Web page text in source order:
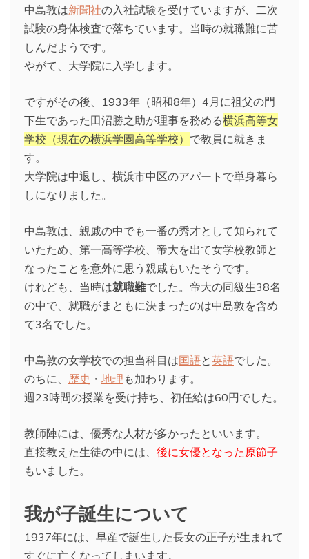
中島敦は新聞社の入社試験を受けていますが、二次
試験の身体検査で落ちています。当時の就職難に苦
しんだようです。
やがて、大学院に入学します。
ですがその後、1933年（昭和8年）4月に祖父の門
下生であった田沼勝之助が理事を務める横浜高等女
学校（現在の横浜学園高等学校） で教員に就きま
す。
大学院は中退し、横浜市中区のアパートで単身暮ら
しになりました。
中島敦は、親戚の中でも一番の秀才として知られて
いたため、第一高等学校、帝大を出て女学校教師と
なったことを意外に思う親戚もいたそうです。
けれども、当時は就職難でした。帝大の同級生38名
の中で、就職がまともに決まったのは中島敦を含め
て3名でした。
中島敦の女学校での担当科目は国語と英語でした。
のちに、 歴史 ・ 地理 も加わります。
週23時間の授業を受け持ち、初任給は60円でした。
教師陣には、優秀な人材が多かったといいます。
直接教えた生徒の中には、 後に女優となった原節子
もいました。
我が子誕生について
1937年には、早産で誕生した長女の正子が生まれて
すぐに亡くなってしまいます。